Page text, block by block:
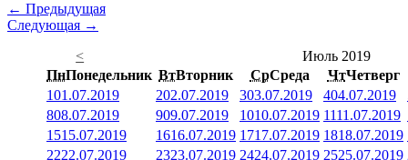
← Предыдущая
Следующая →
<
Июль 2019
ПнПонедельник ВтВторник СрСреда ЧтЧетверг
101.07.2019 202.07.2019 303.07.2019 404.07.2019
808.07.2019 909.07.2019 1010.07.2019 1111.07.2019
1515.07.2019 1616.07.2019 1717.07.2019 1818.07.2019
2222.07.2019 2323.07.2019 2424.07.2019 2525.07.2019